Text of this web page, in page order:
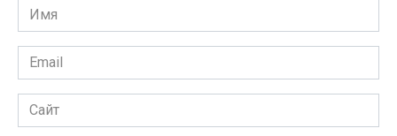
Имя
*
Email
*
Сайт